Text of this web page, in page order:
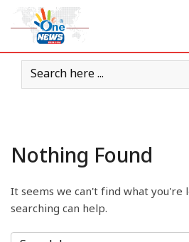
Nothing Found
It seems we can't find what you're
searching can help.